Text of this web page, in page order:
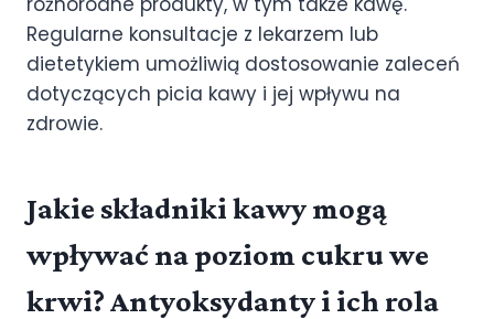
Regularne konsultacje z lekarzem lub
dietetykiem umożliwią dostosowanie zaleceń
dotyczących picia kawy i jej wpływu na
zdrowie.
Jakie składniki kawy mogą
wpływać na poziom cukru we
krwi? Antyoksydanty i ich rola